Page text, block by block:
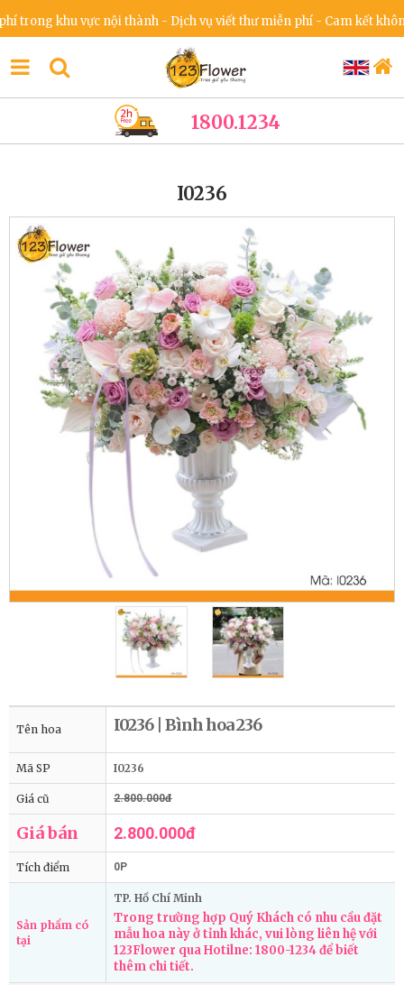
khu vực nội thành - Dịch vụ viết thư miễn phí - Cam kết không
1800.1234
I0236
Tên hoa I0236 | Bình hoa 236
Mã SP I0236
Giá cũ 2.800.000đ
Giá bán 2.800.000đ
Tích điểm 0P
Sản phẩm có
tại
TP. Hồ Chí Minh
Trong trường hợp Quý Khách có nhu cầu đặt
mẫu hoa này ở tỉnh khác, vui lòng liên hệ với
123Flower qua Hotilne: 1800-1234 để biết
thêm chi tiết.